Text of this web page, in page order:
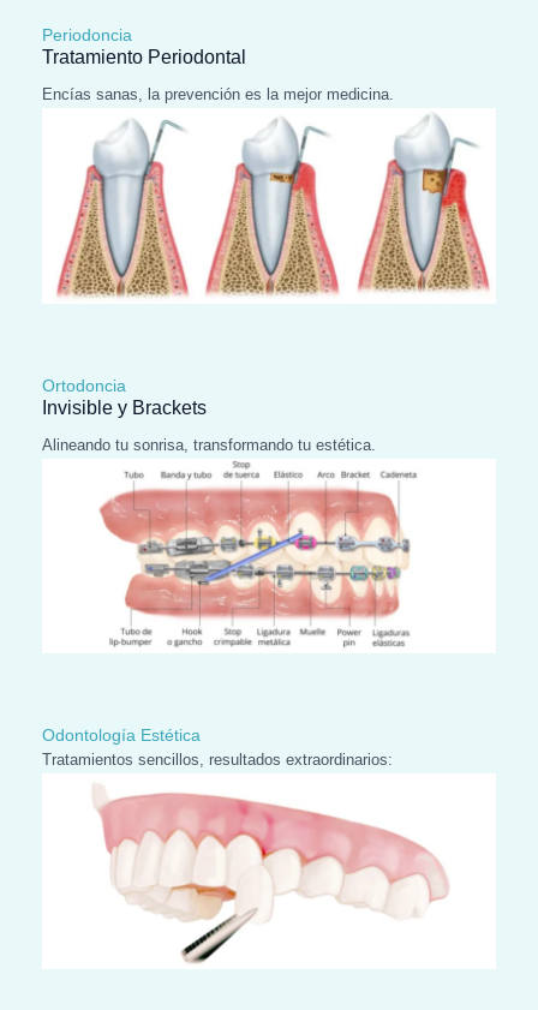
Periodoncia
Tratamiento Periodontal
Encías sanas, la prevención es la mejor medicina.
Ortodoncia
Invisible y Brackets
Alineando tu sonrisa, transformando tu estética.
Odontología Estética
Tratamientos sencillos, resultados extraordinarios: